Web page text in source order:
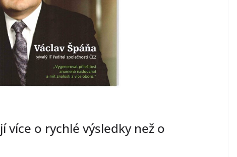
více o rychlé výsledky než o